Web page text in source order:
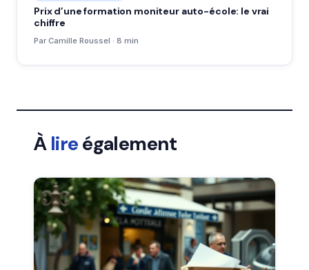
Prix d’une formation moniteur auto-école: le vrai
chiffre
Par Camille Roussel · 8 min
Àlireégalement